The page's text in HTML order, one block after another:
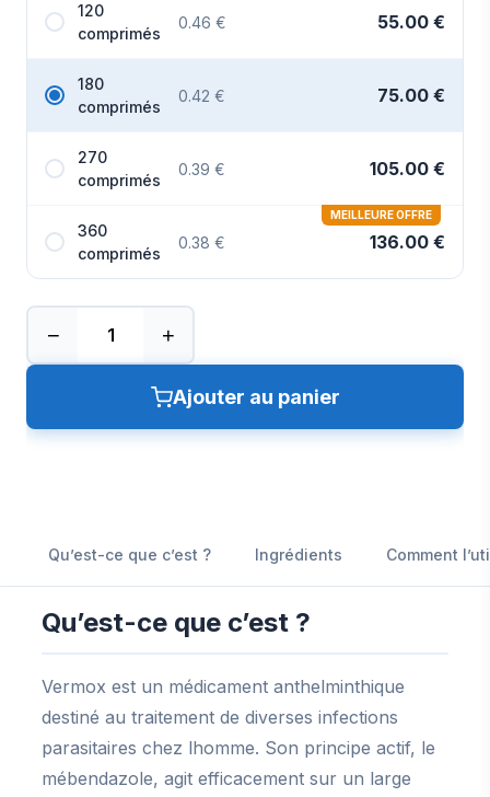
120
comprimés
0.46 € 55.00 €
180
comprimés
0.42 € 75.00 €
270
comprimés
0.39 € 105.00 €
360
comprimés
0.38 € 136.00 €
MEILLEURE OFFRE
− +
Ajouter au panier
Qu’est-ce que c’est ? Ingrédients Comment
Qu’est-ce que c’est ?
Vermox est un médicament anthelminthique
destiné au traitement de diverses infections
parasitaires chez lhomme. Son principe actif, le
mébendazole, agit efficacement sur un large